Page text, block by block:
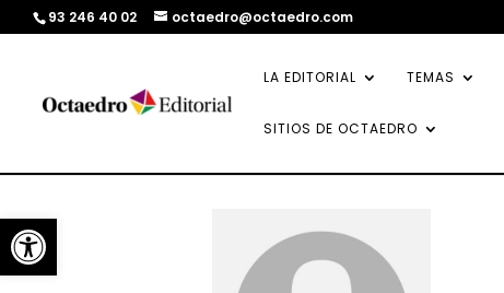
Abrir barra de herramientas
93 246 40 02 octaedro@octaedro.com
LA EDITORIAL TEMAS
SITIOS DE OCTAEDRO